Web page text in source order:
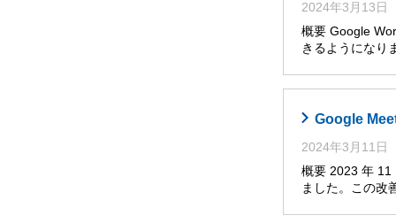
2024年3月13日
概要 Google
きるようになり
Google
2024年3月11日
概要 2023 年
ました。この改